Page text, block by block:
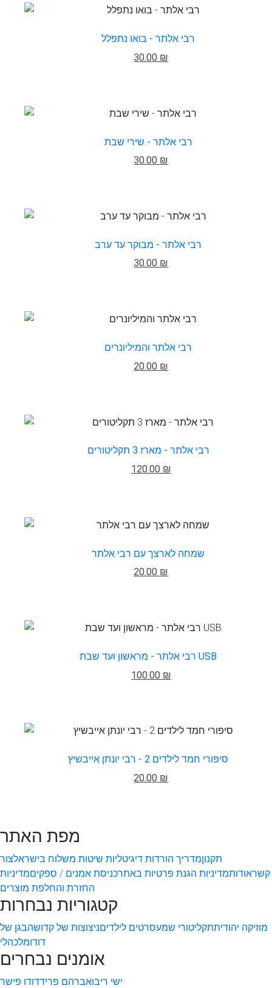
רבי אלתר - בואו נתפלל
30.00 ₪
רבי אלתר - שירי שבת
30.00 ₪
רבי אלתר - מבוקר עד ערב
30.00 ₪
רבי אלתר והמיליונרים
20.00 ₪
רבי אלתר - מארז 3 תקליטורים
120.00 ₪
שמחה לארצך עם רבי אלתר
20.00 ₪
רבי אלתר - מראשון ועד שבת USB
100.00 ₪
סיפורי חמד לילדים 2 - רבי יונתן אייבשיץ
20.00 ₪
מפת האתר
תקנוןמדריך הורדות דיגיטליות שיטות משלוח בישראלצור
קשראודותמדיניות הגנת פרטיות באתרכניסת אמנים / ספקיםמדיניות
החזרת והחלפת מוצרים
קטגוריות נבחרות
מוזיקה יהודיתתקליטורי שמעסרטים לילדיםניצוצות של קדושהבגן של
דודומלכהלי
אומנים נבחרים
ישי ריבואברהם פרידדודו פישר